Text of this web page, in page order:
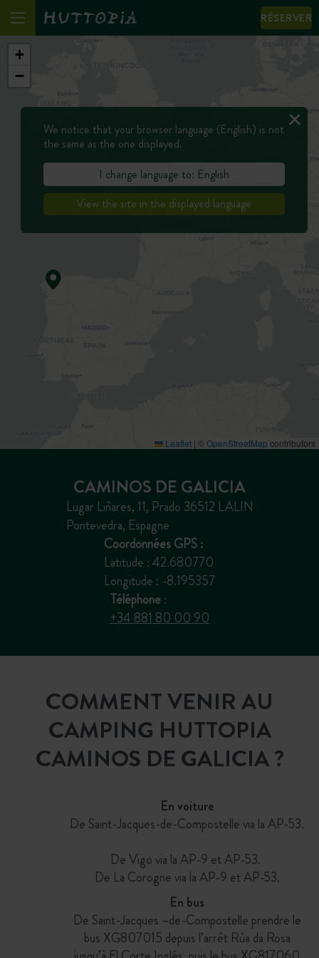
RÉSERVER
+
−
Leaflet | ©OpenStreetMap contributors
CAMINOS DE GALICIA
Lugar Liñares, 11, Prado 36512 LALIN
Pontevedra, Espagne
Coordonnées GPS :
Latitude : 42.680770
Longitude : -8.195357
Téléphone:
+34 881 80 00 90
COMMENT VENIR AU
CAMPING HUTTOPIA
CAMINOS DE GALICIA ?
En voiture
De Saint-Jacques-de-Compostelle via la AP-53.
De Vigo via la AP-9 et AP-53. ​
De La Corogne via la AP-9 et AP-53.​
En bus
De Saint-Jacques –de-Compostelle prendre le
bus XG807015 depuis l’arrêt Rúa da Rosa
We notice that your browser language (English) is not
the same as the one displayed.
I change language to: English
View the site in the displayed language